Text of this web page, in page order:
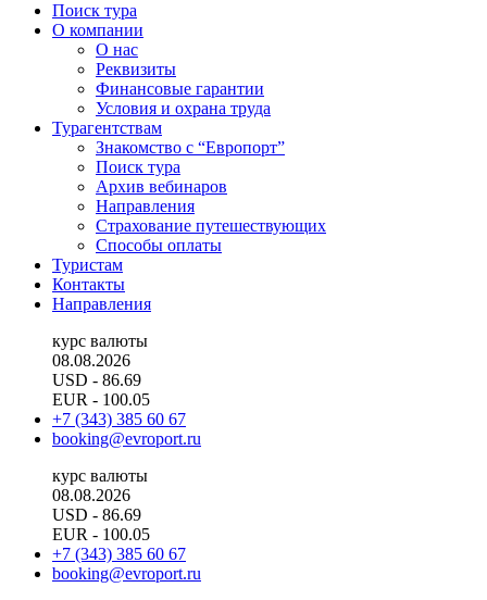
Поиск тура
О компании
О нас
Реквизиты
Финансовые гарантии
Условия и охрана труда
Турагентствам
Знакомство с “Европорт”
Поиск тура
Архив вебинаров
Направления
Страхование путешествующих
Способы оплаты
Туристам
Контакты
Направления
курс валюты
08.08.2026
USD - 86.69
EUR - 100.05
+7 (343) 385 60 67
booking@evroport.ru
курс валюты
08.08.2026
USD - 86.69
EUR - 100.05
+7 (343) 385 60 67
booking@evroport.ru